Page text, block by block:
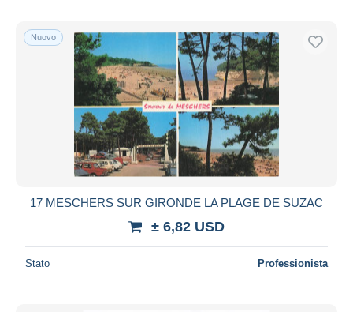
Nuovo
17 MESCHERS SUR GIRONDE LA PLAGE DE SUZAC
± 6,82 USD
Stato Professionista